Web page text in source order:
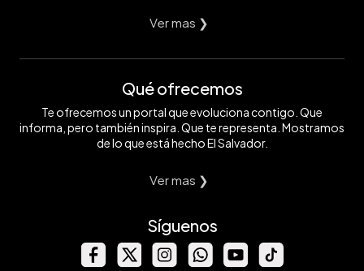
Ver mas ❯
Qué ofrecemos
Te ofrecemos un portal que evoluciona contigo. Que
informa, pero también inspira. Que te representa. Mostramos
de lo que está hecho El Salvador.
Ver mas ❯
Síguenos